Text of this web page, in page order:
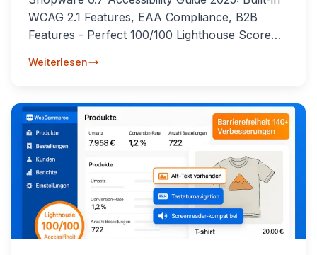
WCAG 2.1 Features, EAA Compliance, B2B
Features - Perfect 100/100 Lighthouse Score
Weiterlesen